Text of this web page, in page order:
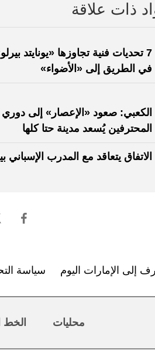
ذات علاقة
7 تحديات فنية تجاوزها «يونايتد
في الطريق إلى «الأضواء»
الكعبي: صعود «الإعصار» إلى دوري
المحترفين يُسعد مدينة حتا كلها
الاتفاق يتعاقد مع المدرب الإسباني
إلى الإمارات اليوم سياسة
محليات الخط